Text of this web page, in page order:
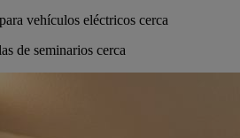
vehículos eléctricos cerca
de seminarios cerca